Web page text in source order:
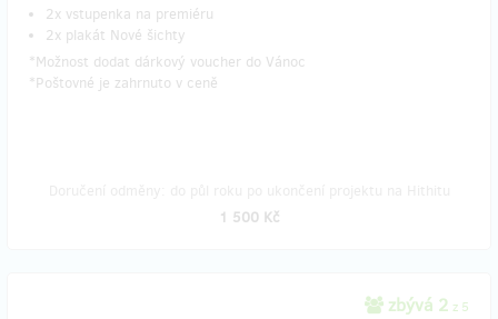
​2x vstupenka na premiéru
​2x plakát Nové šichty
*Možnost dodat dárkový voucher do Vánoc
​*Poštovné je zahrnuto v ceně
1 500 Kč
zbývá 2 z 5